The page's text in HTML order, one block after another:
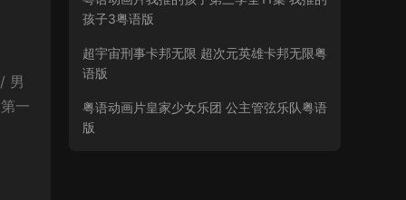
男
一
孩子3粤语版
超宇宙刑事卡邦无限 超次元英雄卡邦无限粤
语版
粤语动画片皇家少女乐团 公主管弦乐队粤语
版